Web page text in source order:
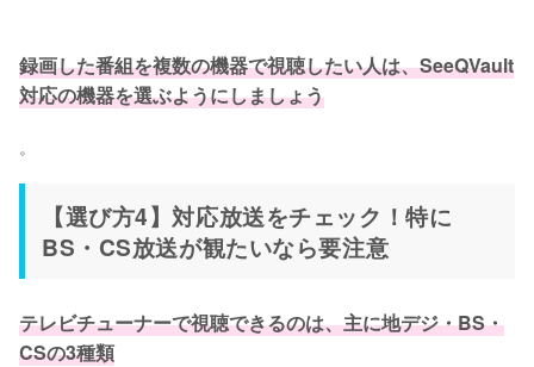
録画した番組を複数の機器で視聴したい人は、SeeQVault
対応の機器を選ぶようにしましょう
。
【選び方4】対応放送をチェック！特に
BS・CS放送が観たいなら要注意
テレビチューナーで視聴できるのは、主に地デジ・BS・
CSの3種類